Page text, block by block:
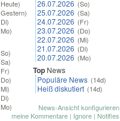
26.07.2026 (So)
25.07.2026 (Sa)
24.07.2026 (Fr)
23.07.2026 (Do)
22.07.2026 (Mi)
21.07.2026 (Di)
20.07.2026 (Mo)
Top News
Populäre News (14d)
Heiß diskutiert (14d)
News-Ansicht konfigurieren
meine Kommentare | Ignore | Notifies